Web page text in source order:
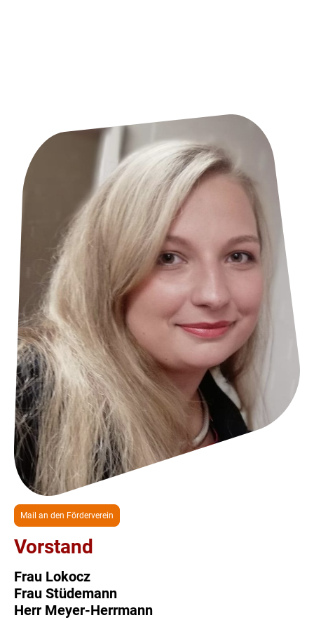
Mail an den Förderverein
Vorstand
Frau Lokocz
Frau Stüdemann
Herr Meyer-Herrmann